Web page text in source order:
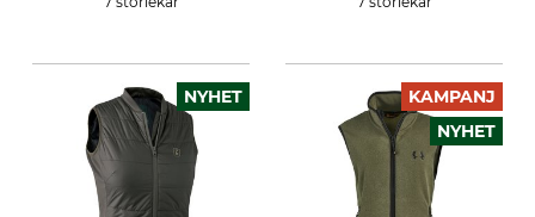
NYHET
KAMPANJ
NYHET